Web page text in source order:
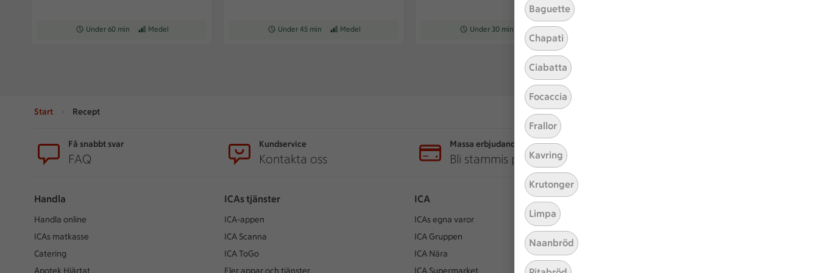
Baguette
Chapati
Ciabatta
Focaccia
Frallor
Kavring
Krutonger
Limpa
Naanbröd
Receptet tar Under 60 min att tillaga
Under 60 min Receptet har Medel svårighetsgrad
Medel Receptet tar Under 45 min att tillaga
Under 45 min Receptet har Medel svårighetsgrad
Medel Receptet tar Under 30 min att tillaga
Under 30 min Receptet har Medel svårighetsgrad
Medel
Start Recept
Få snabbt svar
FAQ
Kundservice
Kontakta oss
Massa erbjudanden
Bli stammis på ICA
Handla
Handla online
ICAs matkasse
Catering
Apotek Hjärtat
ICAs tjänster
ICA-appen
ICA Scanna
ICA ToGo
Fler appar och tjänster
ICA
ICAs egna varor
ICA Gruppen
ICA Nära
ICA Supermarket